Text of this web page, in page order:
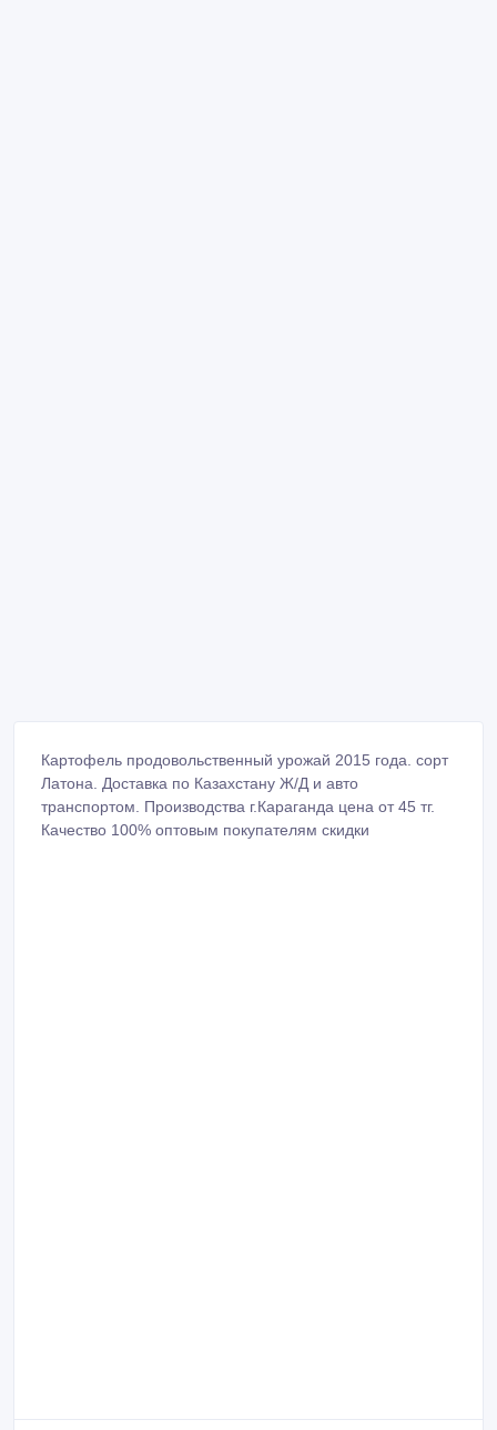
Картофель продовольственный урожай 2015 года. сорт
Латона. Доставка по Казахстану Ж/Д и авто
транспортом. Производства г.Караганда цена от 45 тг.
Качество 100% оптовым покупателям скидки